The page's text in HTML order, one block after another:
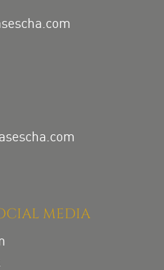
MEDIA